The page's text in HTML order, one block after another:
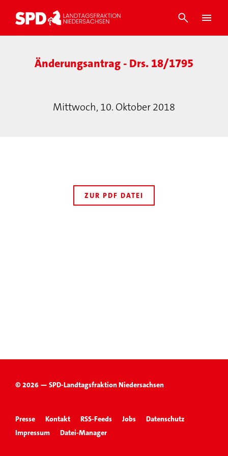
Änderungsantrag - Drs. 18/1795
Mittwoch, 10. Oktober 2018
ZUR PDF DATEI
© 2026 — SPD-Landtagsfraktion Niedersachsen
Presse Kontakt RSS-Feeds Jobs
Datenschutz
Impressum
Datei-Manager